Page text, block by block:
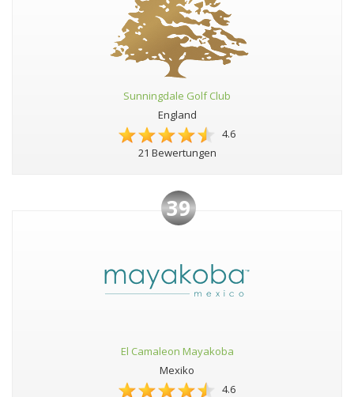
Sunningdale Golf Club
England
4.6
21 Bewertungen
39
El Camaleon Mayakoba
Mexiko
4.6